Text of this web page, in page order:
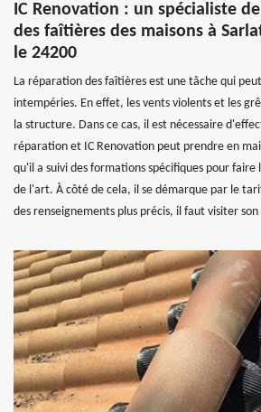
IC Renovation : un spécialiste
des faîtières des maisons à
le 24200
La réparation des faîtières est une tâche qui
intempéries. En effet, les vents violents et les
la structure. Dans ce cas, il est nécessaire
réparation et IC Renovation peut prendre en
qu'il a suivi des formations spécifiques pour faire
de l'art. À côté de cela, il se démarque par le
des renseignements plus précis, il faut visiter